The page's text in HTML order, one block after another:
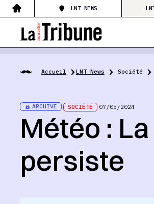
LNT NEWS
Accueil LNT News Société
ARCHIVE SOCIÉTÉ 07/05/2024
Météo :
persiste